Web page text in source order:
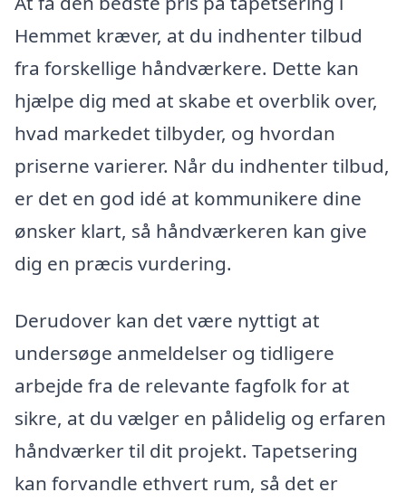
Hemmet kræver, at du indhenter tilbud
fra forskellige håndværkere. Dette kan
hjælpe dig med at skabe et overblik over,
hvad markedet tilbyder, og hvordan
priserne varierer. Når du indhenter tilbud,
er det en god idé at kommunikere dine
ønsker klart, så håndværkeren kan give
dig en præcis vurdering.
Derudover kan det være nyttigt at
undersøge anmeldelser og tidligere
arbejde fra de relevante fagfolk for at
sikre, at du vælger en pålidelig og erfaren
håndværker til dit projekt. Tapetsering
kan forvandle ethvert rum, så det er